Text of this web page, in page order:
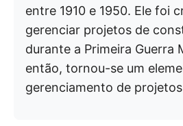
entre 1910 e 1950. Ele foi
gerenciar projetos de
durante a Primeira Guerra
então, tornou-se um
gerenciamento de